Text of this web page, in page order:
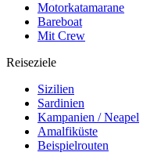
Motorkatamarane
Bareboat
Mit Crew
Reiseziele
Sizilien
Sardinien
Kampanien / Neapel
Amalfiküste
Beispielrouten